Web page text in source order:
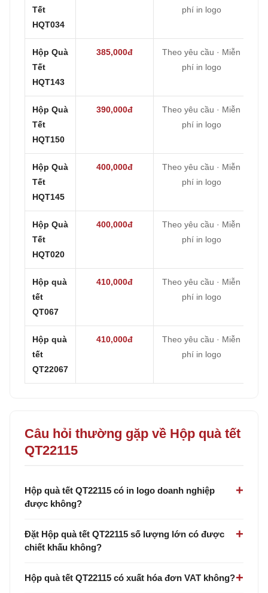
Tết
HQT034
phí in logo
Hộp Quà
Tết
HQT143
385,000đ
Theo yêu cầu · Miễn
phí in logo
Hộp Quà
Tết
HQT150
390,000đ
Theo yêu cầu · Miễn
phí in logo
Hộp Quà
Tết
HQT145
400,000đ
Theo yêu cầu · Miễn
phí in logo
Hộp Quà
Tết
HQT020
400,000đ
Theo yêu cầu · Miễn
phí in logo
Hộp quà
tết
QT067
410,000đ
Theo yêu cầu · Miễn
phí in logo
Hộp quà
tết
QT22067
410,000đ
Theo yêu cầu · Miễn
phí in logo
Câu hỏi thường gặp về Hộp quà tết
QT22115
Hộp quà tết QT22115 có in logo doanh nghiệp
được không?
Đặt Hộp quà tết QT22115 số lượng lớn có được
chiết khấu không?
Hộp quà tết QT22115 có xuất hóa đơn VAT không?